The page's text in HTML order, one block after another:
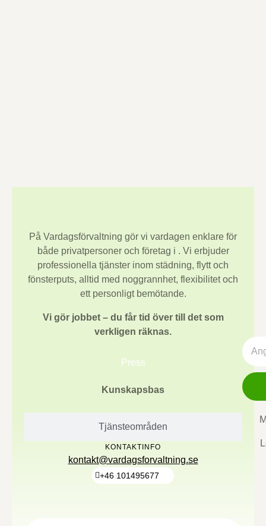
På Vardagsförvaltning gör vi vardagen enklare för
både privatpersoner och företag i . Vi erbjuder
professionella tjänster inom städning, flytt och
fönsterputs, alltid med noggrannhet, flexibilitet och
ett personligt bemötande.
Vi gör jobbet – du får tid över till det som
verkligen räknas.
Press
Tjänsteområden
Kunskapsbas
KONTAKTINFO
kontakt@vardagsforvaltning.se
+46 101495677